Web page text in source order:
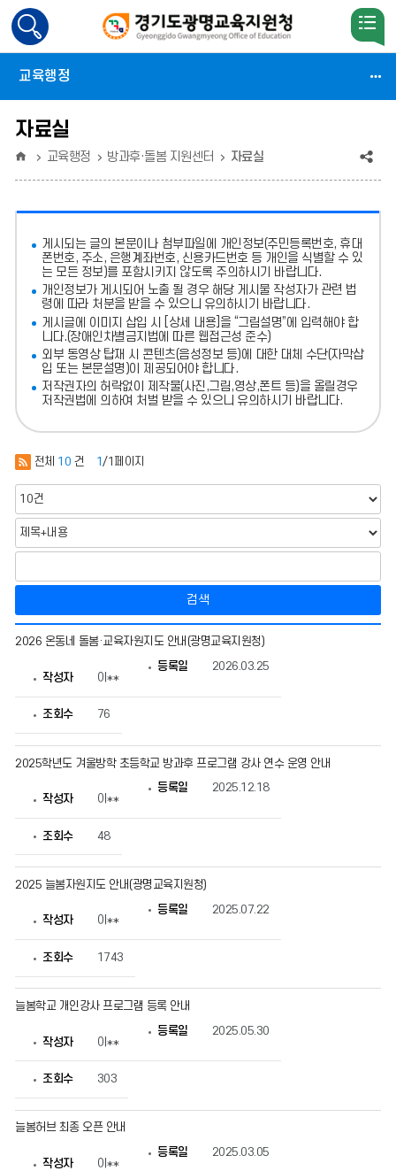
검
색
성
교육행정
자료실
교육행정 방과후·돌봄 지원센터 자료실
공
(상
게시되는 글의 본문이나 첨부파일에 개인정보(주민등록번호, 휴대
폰번호, 주소, 은행계좌번호, 신용카드번호 등 개인을 식별할 수 있
는 모든 정보)를 포함시키지 않도록 주의 하시기 바랍니다.
개인정보가 게시되어 노출 될 경우 해당 게시물 작성자가 관련 법
령에 따라 처분을 받을 수 있으니 유의하시기 바랍니다.
게시글에 이미지 삽입 시 [상세 내용]을 “그림설명”에 입력해야 합
니다.(장애인차별금지법에 따른 웹접근성 준수)
외부 동영상 탑재 시 콘텐츠(음성정보 등)에 대한 대체 수단(자막삽
입 또는 본문설명)이 제공되어야 합니다.
저작권자의 허락없이 제작물(사진,그림,영상,폰트 등)을 올릴경우
저작권법에 의하여 처벌 받을 수 있으니 유의하시기 바랍니다.
전체 10 건 1 /1페이지
검색
료
시
번
호,
제
자,
일,
조
회
를
할
수
있
2026 온동네 돌봄·교육자원지도 안내(광명교육지원청)
작성자 이**
등록일 2026.03.25
조회수 76
2025학년도 겨울방학 초등학교 방과후 프로그램 강사 연수 운영 안내
작성자 이**
등록일 2025.12.18
조회수 48
2025 늘봄자원지도 안내(광명교육지원청)
작성자 이**
등록일 2025.07.22
조회수 1743
늘봄학교 개인강사 프로그램 등록 안내
작성자 이**
등록일 2025.05.30
조회수 303
늘봄허브 최종 오픈 안내
작성자 이**
등록일 2025.03.05